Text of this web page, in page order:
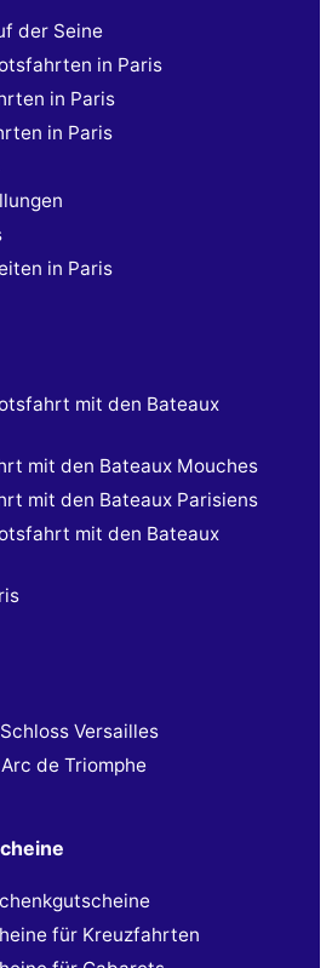
der Seine
in Paris
in Paris
in Paris
in Paris
mit den Bateaux
mit den Bateaux Mouches
mit den Bateaux Parisiens
mit den Bateaux
Versailles
de Triomphe
für Kreuzfahrten